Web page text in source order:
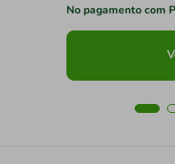
No pagamento com